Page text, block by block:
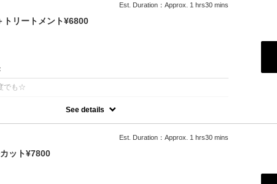
Est. Duration：Approx. 1 hrs30 mins
リートメント¥6800
でも☆
綺麗な色味で毎回染められます。/ロング料金無/コテ巻無料/当日予
（+2500円）※前髪や顔周りだけのカットの場合（＋1000円）
See details
Est. Duration：Approx. 1 hrs30 mins
ット¥7800